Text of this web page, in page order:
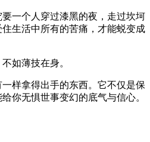
一个人穿过漆黑的夜，走过坎坷
生活中所有的苦痛，才能蜕变成
如薄技在身。
样拿得出手的东西。它不仅是保
你无惧世事变幻的底气与信心。